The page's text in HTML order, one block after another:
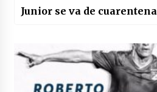
Junior se va de cuarentena